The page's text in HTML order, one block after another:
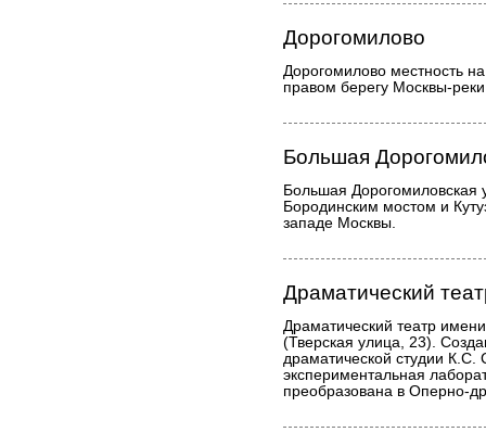
Дорогомилово
Дорогомилово местность
правом берегу Москвы-
Большая
Большая Дорогомиловская
Бородинским мостом и
западе Москвы.
Драматический
Драматический театр
(Тверская улица, 23).
драматической студии К.С.
экспериментальная
преобразована в Оперно-